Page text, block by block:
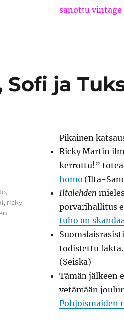
sanottu
Sofi ja
Pikainen
Ricky Martin
kerrottu!”
homo (Ilta-
Iltalehden
porvarihallitus
tuho on
todistettu fakta.
(Seiska)
Tämän jälkeen
vetämään
Pohjoismaiden
,
, ricky
,